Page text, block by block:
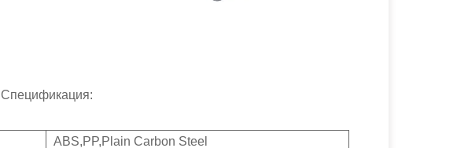
Спецификация:
ABS,PP,Plain Carbon Steel